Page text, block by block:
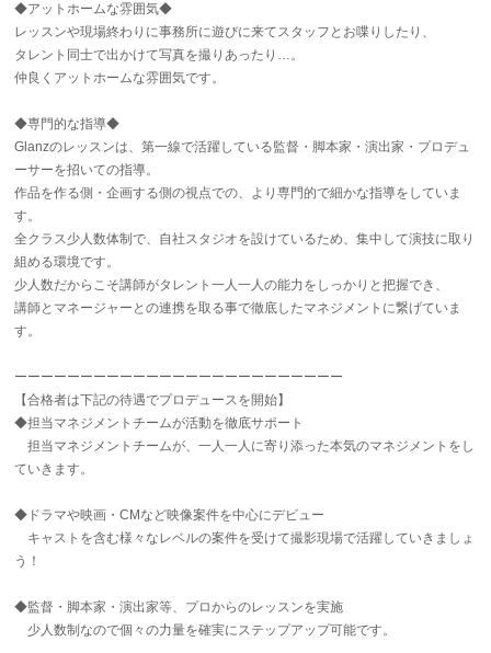
◆アットホームな雰囲気◆
レッスンや現場終わりに事務所に遊びに来てスタッフとお喋りしたり、
タレント同士で出かけて写真を撮りあったり…。
仲良くアットホームな雰囲気です。
◆専門的な指導◆
Glanzのレッスンは、第一線で活躍している監督・脚本家・演出家・プロデュ
ーサーを招いての指導。
作品を作る側・企画する側の視点での、より専門的で細かな指導をしていま
す。
全クラス少人数体制で、自社スタジオを設けているため、集中して演技に取り
組める環境です。
少人数だからこそ講師がタレント一人一人の能力をしっかりと把握でき、
講師とマネージャーとの連携を取る事で徹底したマネジメントに繋げていま
す。
ーーーーーーーーーーーーーーーーーーーーーーーーー
【合格者は下記の待遇でプロデュースを開始】
◆担当マネジメントチームが活動を徹底サポート
担当マネジメントチームが、一人一人に寄り添った本気のマネジメントをし
ていきます。
◆ドラマや映画・CMなど映像案件を中心にデビュー
キャストを含む様々なレベルの案件を受けて撮影現場で活躍していきましょ
う！
◆監督・脚本家・演出家等、プロからのレッスンを実施
少人数制なので個々の力量を確実にステップアップ可能です。